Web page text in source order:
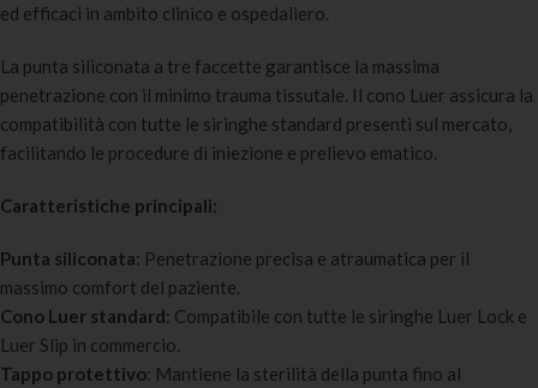
ed efficaci in ambito clinico e ospedaliero.
La punta siliconata a tre faccette garantisce la massima
penetrazione con il minimo trauma tissutale. Il cono Luer assicura la
compatibilità con tutte le siringhe standard presenti sul mercato,
facilitando le procedure di iniezione e prelievo ematico.
Caratteristiche principali:
Punta siliconata: Penetrazione precisa e atraumatica per il
massimo comfort del paziente.
Cono Luer standard: Compatibile con tutte le siringhe Luer Lock e
Luer Slip in commercio.
Tappo protettivo: Mantiene la sterilità della punta fino al